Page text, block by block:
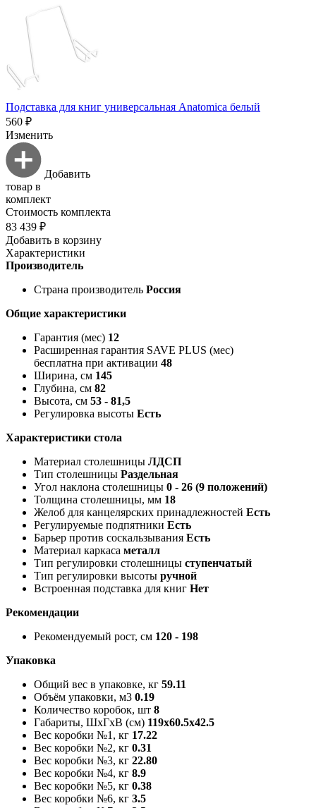
Подставка для книг универсальная Anatomica белый
560 ₽
Изменить
Добавить
товар в
комплект
Стоимость комплекта
83 439 ₽
Добавить в корзину
Характеристики
Производитель
Страна производитель Россия
Общие характеристики
Гарантия (мес) 12
Расширенная гарантия SAVE PLUS (мес)
бесплатна при активации 48
Ширина, см 145
Глубина, см 82
Высота, см 53 - 81,5
Регулировка высоты Есть
Характеристики стола
Материал столешницы ЛДСП
Тип столешницы Раздельная
Угол наклона столешницы 0 - 26 (9 положений)
Толщина столешницы, мм 18
Желоб для канцелярских принадлежностей Есть
Регулируемые подпятники Есть
Барьер против соскальзывания Есть
Материал каркаса металл
Тип регулировки столешницы ступенчатый
Тип регулировки высоты ручной
Встроенная подставка для книг Нет
Рекомендации
Рекомендуемый рост, см 120 - 198
Упаковка
Общий вес в упаковке, кг 59.11
Объём упаковки, м3 0.19
Количество коробок, шт 8
Габариты, ШxГxВ (см) 119x60.5x42.5
Вес коробки №1, кг 17.22
Вес коробки №2, кг 0.31
Вес коробки №3, кг 22.80
Вес коробки №4, кг 8.9
Вес коробки №5, кг 0.38
Вес коробки №6, кг 3.5